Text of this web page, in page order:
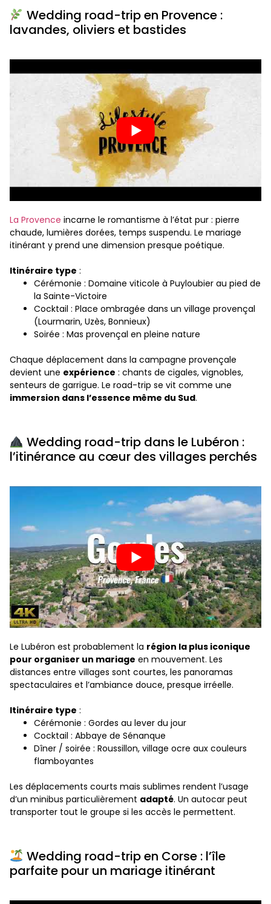
Wedding road-trip en Provence :
lavandes, oliviers et bastides
La Provence incarne le romantisme à l’état pur : pierre
chaude, lumières dorées, temps suspendu. Le mariage
itinérant y prend une dimension presque poétique.
Itinéraire type :
Cérémonie : Domaine viticole à Puyloubier au pied de
la Sainte-Victoire
Cocktail : Place ombragée dans un village provençal
(Lourmarin, Uzès, Bonnieux)
Soirée : Mas provençal en pleine nature
Chaque déplacement dans la campagne provençale
devient une expérience : chants de cigales, vignobles,
senteurs de garrigue. Le road-trip se vit comme une
immersion dans l’essence même du Sud.
Wedding road-trip dans le Lubéron :
l’itinérance au cœur des villages perchés
Le Lubéron est probablement la région la plus iconique
pour organiser un mariage en mouvement. Les
distances entre villages sont courtes, les panoramas
spectaculaires et l’ambiance douce, presque irréelle.
Itinéraire type :
Cérémonie : Gordes au lever du jour
Cocktail : Abbaye de Sénanque
Dîner / soirée : Roussillon, village ocre aux couleurs
flamboyantes
Les déplacements courts mais sublimes rendent l’usage
d’un minibus particulièrement adapté. Un autocar peut
transporter tout le groupe si les accès le permettent.
Wedding road-trip en Corse : l’île
parfaite pour un mariage itinérant